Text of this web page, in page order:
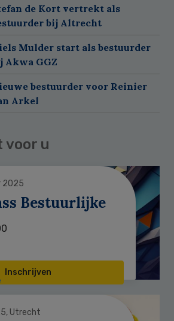
de Kort vertrekt als
bij Altrecht
Mulder start als bestuurder
Akwa GGZ
bestuurder voor Reinier
Arkel
voor u
2025
Bestuurlijke
Inschrijven
Utrecht